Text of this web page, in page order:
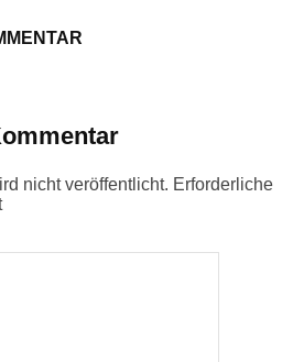
nicht veröffentlicht. Erforderliche